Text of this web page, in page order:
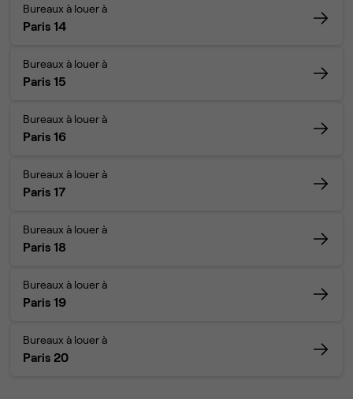
Bureaux à louer à
Paris 14
Bureaux à louer à
Paris 15
Bureaux à louer à
Paris 16
Bureaux à louer à
Paris 17
Bureaux à louer à
Paris 18
Bureaux à louer à
Paris 19
Bureaux à louer à
Paris 20